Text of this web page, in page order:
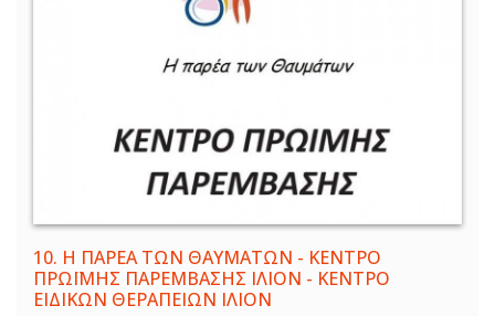
10. Η ΠΑΡΕΑ ΤΩΝ ΘΑΥΜΑΤΩΝ - ΚΕΝΤΡΟ
ΠΡΩΪΜΗΣ ΠΑΡΕΜΒΑΣΗΣ ΙΛΙΟΝ - ΚΕΝΤΡΟ
ΕΙΔΙΚΩΝ ΘΕΡΑΠΕΙΩΝ ΙΛΙΟΝ